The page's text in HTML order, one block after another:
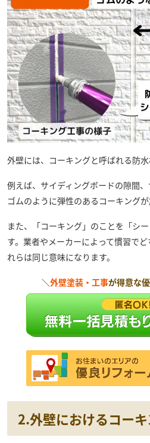
外壁には、コーキングと呼ばれる防水
例えば、サイディングボードの隙間、
ゴムのように弾性のあるコーキングが
また、「コーキング」のことを「シ
す。業者やメーカーによって慣習で
れらは同じ意味になります。
＼外壁塗装・工事が得意な
2.外壁におけるコー